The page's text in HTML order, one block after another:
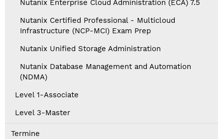
Nutanix Enterprise Cloud Administration (ECA) 7.5
Nutanix Certified Professional - Multicloud
Infrastructure (NCP-MCI) Exam Prep
Nutanix Unified Storage Administration
Nutanix Database Management and Automation
(NDMA)
Level 1-Associate
Level 3-Master
Termine